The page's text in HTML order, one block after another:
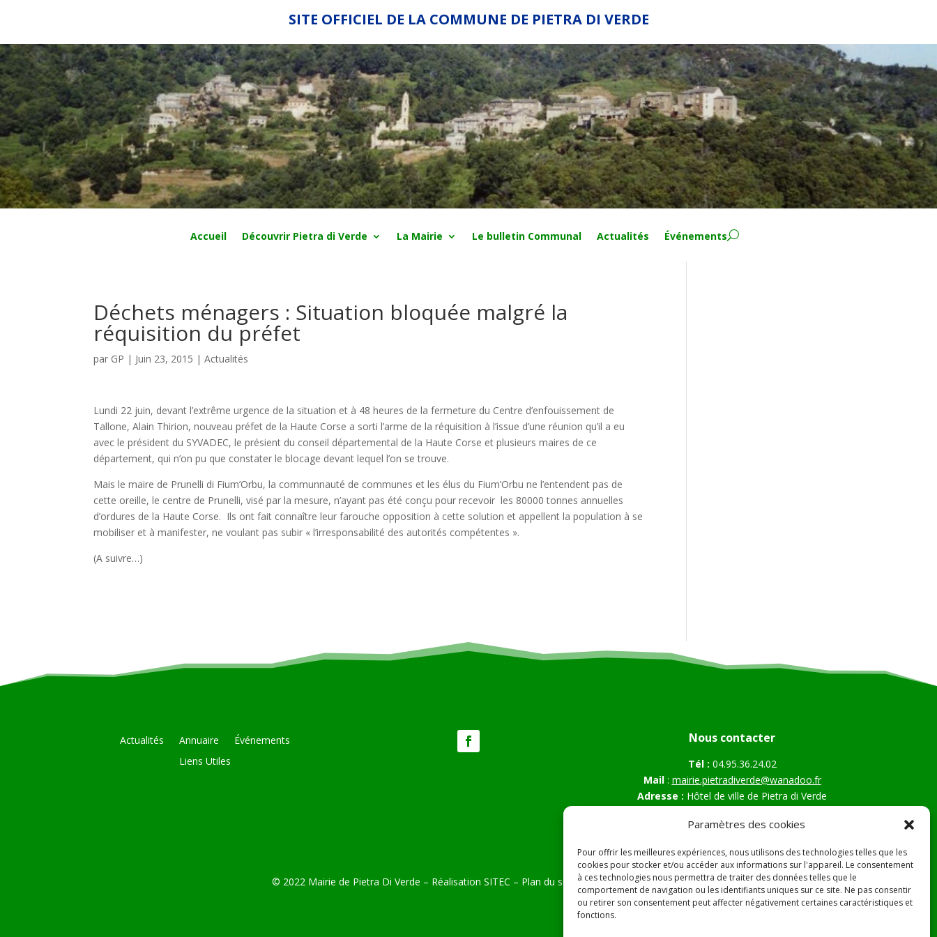
Paramètres des cookies
Pour offrir les meilleures expériences, nous utilisons des technologies telles que les
cookies pour stocker et/ou accéder aux informations sur l'appareil. Le consentement
à ces technologies nous permettra de traiter des données telles que le
comportement de navigation ou les identifiants uniques sur ce site. Ne pas consentir
ou retirer son consentement peut affecter négativement certaines caractéristiques et
fonctions.
SITE OFFICIEL DE LA COMMUNE DE PIETRA DI VERDE
Accueil Découvrir Pietra di Verde La Mairie Le bulletin Communal Actualités Événements
Déchets ménagers : Situation bloquée malgré la
réquisition du préfet
par GP | Juin 23, 2015 |Actualités
Lundi 22 juin, devant l’extrême urgence de la situation et à 48 heures de la fermeture du Centre d’enfouissement de
Tallone, Alain Thirion, nouveau préfet de la Haute Corse a sorti l’arme de la réquisition à l’issue d’une réunion qu’il a eu
avec le président du SYVADEC, le présient du conseil départemental de la Haute Corse et plusieurs maires de ce
département, qui n’on pu que constater le blocage devant lequel l’on se trouve.
Mais le maire de Prunelli di Fium’Orbu, la communnauté de communes et les élus du Fium’Orbu ne l’entendent pas de
cette oreille, le centre de Prunelli, visé par la mesure, n’ayant pas été conçu pour recevoir les 80000 tonnes annuelles
d’ordures de la Haute Corse. Ils ont fait connaître leur farouche opposition à cette solution et appellent la population à se
mobiliser et à manifester, ne voulant pas subir « l’irresponsabilité des autorités compétentes ».
(A suivre…)
Actualités Annuaire
Événements
Liens Utiles
Nous contacter
Tél : 04.95.36.24.02
Mail: mairie.pietradiverde@wanadoo.fr
Adresse : Hôtel de ville de Pietra di Verde
20230 Pietra di Verde
© 2022 Mairie de Pietra Di Verde – Réalisation SITEC – Plan du site – Mentions Légales